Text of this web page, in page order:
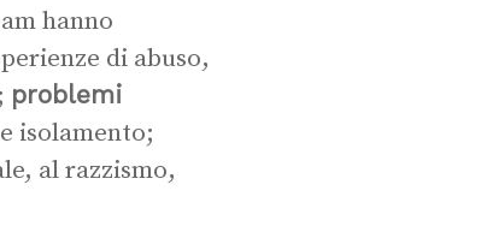
hanno
di abuso,
problemi
isolamento;
al razzismo,